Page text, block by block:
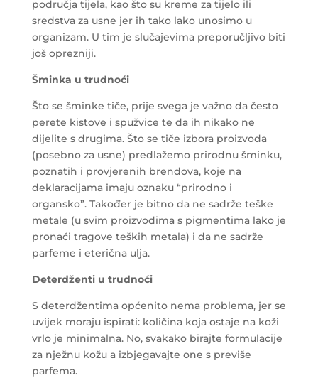
područja tijela, kao što su kreme za tijelo ili
sredstva za usne jer ih tako lako unosimo u
organizam. U tim je slučajevima preporučljivo biti
još oprezniji.
Šminka u trudnoći
Što se šminke tiče, prije svega je važno da često
perete kistove i spužvice te da ih nikako ne
dijelite s drugima. Što se tiče izbora proizvoda
(posebno za usne) predlažemo prirodnu šminku,
poznatih i provjerenih brendova, koje na
deklaracijama imaju oznaku “prirodno i
organsko”. Također je bitno da ne sadrže teške
metale (u svim proizvodima s pigmentima lako je
pronaći tragove teških metala) i da ne sadrže
parfeme i eterična ulja.
Deterdženti u trudnoći
S deterdžentima općenito nema problema, jer se
uvijek moraju ispirati: količina koja ostaje na koži
vrlo je minimalna. No, svakako birajte formulacije
za nježnu kožu a izbjegavajte one s previše
parfema.